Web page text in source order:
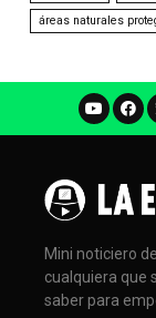
áreas naturales
Mini noticiero
cualquiera que
saber para